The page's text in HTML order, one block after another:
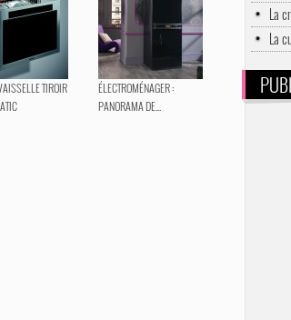
TIROIR
ÉLECTROMÉNAGER :
PANORAMA DE...
La
La